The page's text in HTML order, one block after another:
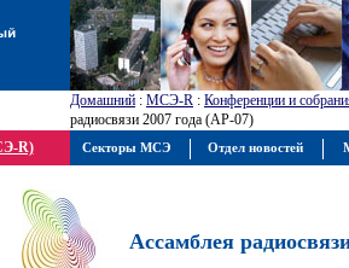
Домашний : МСЭ-R : Конференции и
радиосвязи 2007 года (АР-07)
R)
Ассамблея
Секторы МСЭ Отдел новостей